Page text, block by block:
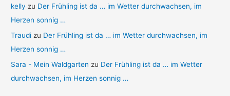
kelly zu Der Frühling ist da … im Wetter durchwachsen, im
Herzen sonnig …
Traudi zu Der Frühling ist da … im Wetter durchwachsen, im
Herzen sonnig …
Sara - Mein Waldgarten zu Der Frühling ist da … im Wetter
durchwachsen, im Herzen sonnig …